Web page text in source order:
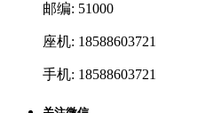
邮编: 51000
座机: 18588603721
手机: 18588603721